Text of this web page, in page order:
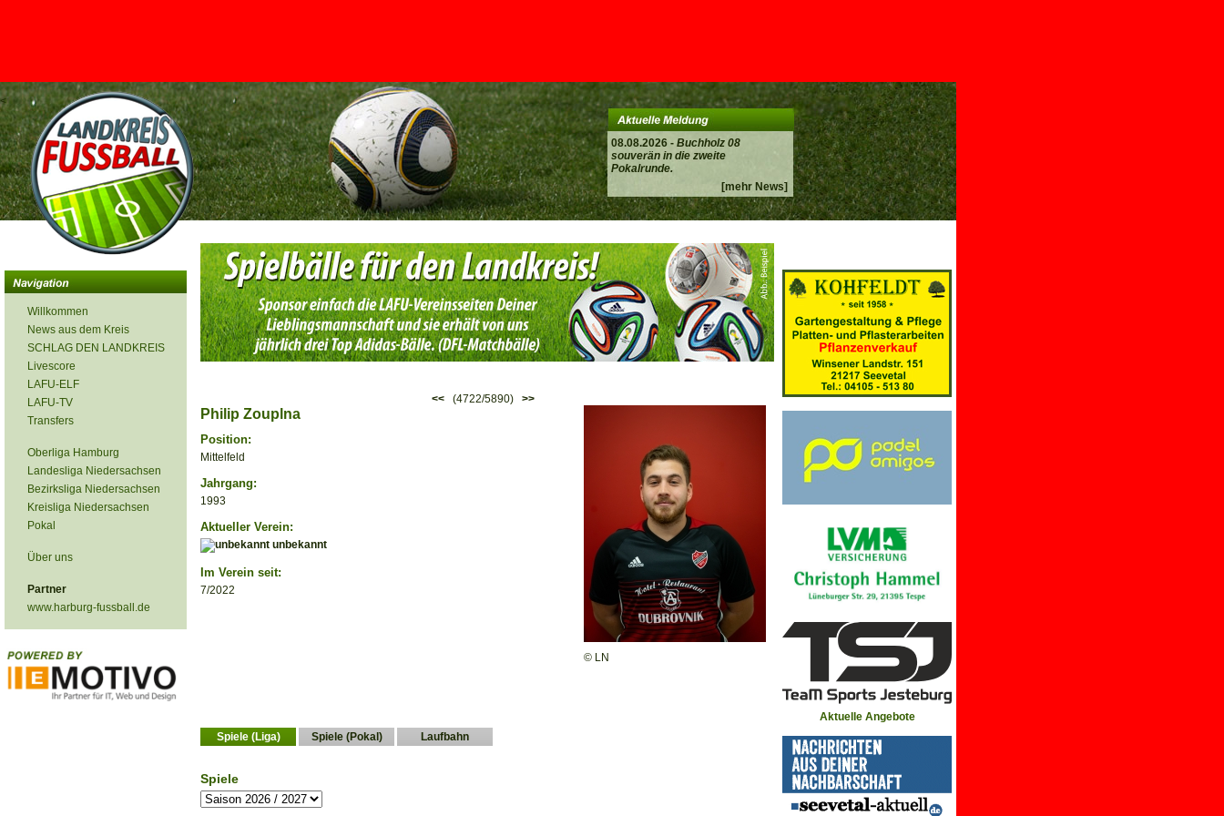
08.08.2026 - Buchholz 08
souverän in die zweite
Pokalrunde.
[mehr News]
<
Willkommen
News aus dem Kreis
SCHLAG DEN LANDKREIS
Livescore
LAFU-ELF
LAFU-TV
Transfers
Oberliga Hamburg
Landesliga Niedersachsen
Bezirksliga Niedersachsen
Kreisliga Niedersachsen
Pokal
Über uns
Partner
www.harburg-fussball.de
<< (4722/5890) >>
© LN
Philip Zouplna
Position:
Mittelfeld
Jahrgang:
1993
Aktueller Verein:
unbekannt
Im Verein seit:
7/2022
Spiele (Liga) Spiele (Pokal) Laufbahn
Spiele
Aktuelle Angebote